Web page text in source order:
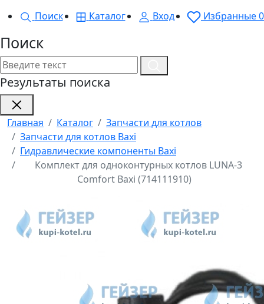
Поиск
Каталог Вход Избранные0
Поиск
Результаты поиска
Главная Каталог
Запчасти для котлов
Запчасти для котлов Baxi
Гидравлические компоненты Baxi
Комплект для одноконтурных котлов LUNA-3
Comfort Baxi (714111910)